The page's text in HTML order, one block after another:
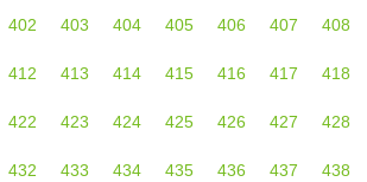
402 403 404 405 406 407 408
412 413 414 415 416 417 418
422 423 424 425 426 427 428
432 433 434 435 436 437 438